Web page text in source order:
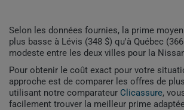
Selon les données fournies, la prime
plus basse à Lévis (348 $) qu'à Québec
modeste entre les deux villes pour la
Pour obtenir le coût exact pour votre
approche est de comparer les offres de
utilisant notre comparateur Clicassure,
facilement trouver la meilleur prime